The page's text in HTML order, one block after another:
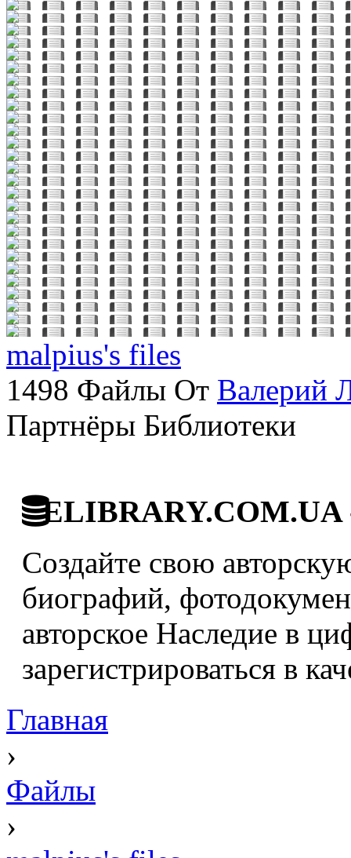
malpius's files
1498 Файлы От Валерий
Партнёры Библиотеки
ELIBRARY.COM.UA
Создайте свою
биографий,
авторское Наследие в
зарегистрироваться в
Главная
›
Файлы
›